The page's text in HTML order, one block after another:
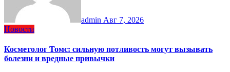
admin Авг 7, 2026
Новости
Косметолог Томс: сильную потливость могут вызывать
болезни и вредные привычки